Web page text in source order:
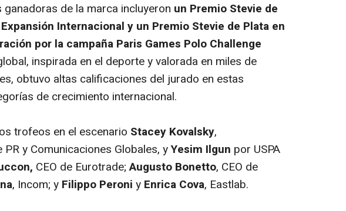
de la marca incluyeron un Premio Stevie de
Internacional y un Premio Stevie de Plata en
por la campaña Paris Games Polo Challenge
inspirada en el deporte y valorada en miles de
obtuvo altas calificaciones del jurado en estas
de crecimiento internacional.
trofeos en el escenario Stacey Kovalsky,
y Comunicaciones Globales, yYesim Ilgun por USPA
CEO de Eurotrade;Augusto Bonetto, CEO de
, Incom; y Filippo Peroni y Enrica Cova, Eastlab.